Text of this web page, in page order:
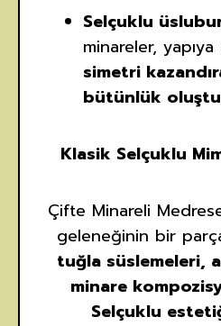
Selçuklu
minareler, yapıya
simetri
bütünlük
Klasik Selçuklu
Çifte Minareli
geleneğinin bir
tuğla süslemeleri,
minare
Selçuklu